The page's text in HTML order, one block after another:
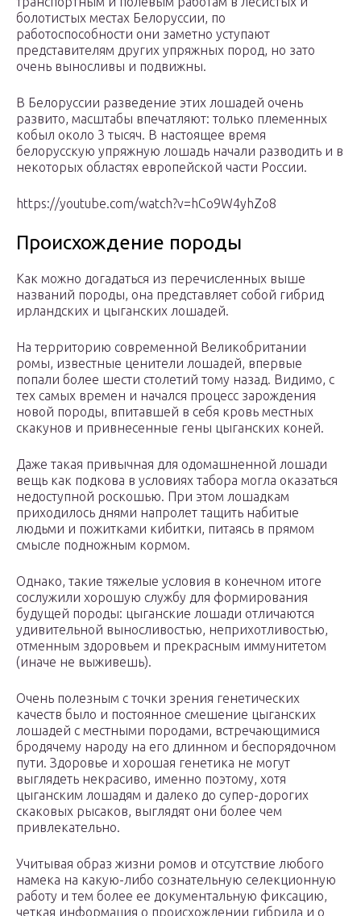
болотистых местах Белоруссии, по
работоспособности они заметно уступают
представителям других упряжных пород, но зато
очень выносливы и подвижны.
В Белоруссии разведение этих лошадей очень
развито, масштабы впечатляют: только племенных
кобыл около 3 тысяч. В настоящее время
белорусскую упряжную лошадь начали разводить и в
некоторых областях европейской части России.
https://youtube.com/watch?v=hCo9W4yhZo8
Происхождение породы
Как можно догадаться из перечисленных выше
названий породы, она представляет собой гибрид
ирландских и цыганских лошадей.
На территорию современной Великобритании
ромы, известные ценители лошадей, впервые
попали более шести столетий тому назад. Видимо, с
тех самых времен и начался процесс зарождения
новой породы, впитавшей в себя кровь местных
скакунов и привнесенные гены цыганских коней.
Даже такая привычная для одомашненной лошади
вещь как подкова в условиях табора могла оказаться
недоступной роскошью. При этом лошадкам
приходилось днями напролет тащить набитые
людьми и пожитками кибитки, питаясь в прямом
смысле подножным кормом.
Однако, такие тяжелые условия в конечном итоге
сослужили хорошую службу для формирования
будущей породы: цыганские лошади отличаются
удивительной выносливостью, неприхотливостью,
отменным здоровьем и прекрасным иммунитетом
(иначе не выживешь).
Очень полезным с точки зрения генетических
качеств было и постоянное смешение цыганских
лошадей с местными породами, встречающимися
бродячему народу на его длинном и беспорядочном
пути. Здоровье и хорошая генетика не могут
выглядеть некрасиво, именно поэтому, хотя
цыганским лошадям и далеко до супер-дорогих
скаковых рысаков, выглядят они более чем
привлекательно.
Учитывая образ жизни ромов и отсутствие любого
намека на какую-либо сознательную селекционную
работу и тем более ее документальную фиксацию,
четкая информация о происхождении гибрида и о